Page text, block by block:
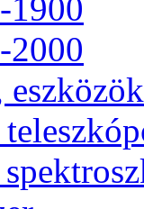
1900
2000
esz­kö­zök